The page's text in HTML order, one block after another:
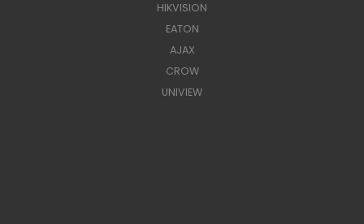
HIKVISION
EATON
AJAX
CROW
UNIVIEW